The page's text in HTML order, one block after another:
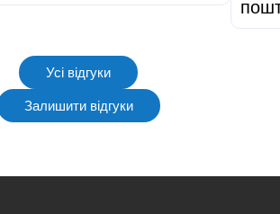
Усі відгуки
Залишити відгуки